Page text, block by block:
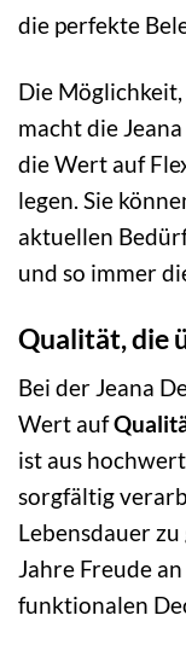
die perfekte
Die
macht die
die Wert auf
legen. Sie
aktuellen
und so immer
Qualität, die
Bei der Jeana
Wert auf
ist aus
sorgfältig
Lebensdauer
Jahre Freude
funktionalen